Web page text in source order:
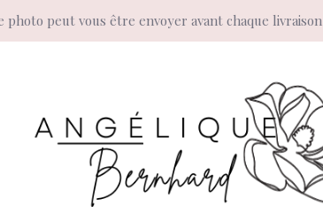
photo peut vous être envoyer avant chaque livraison